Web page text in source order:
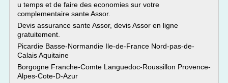
u temps et de faire des economies sur votre
complementaire sante Assor.
Devis assurance sante Assor, devis Assor en ligne
gratuitement.
Picardie Basse-Normandie Ile-de-France Nord-pas-de-
Calais Aquitaine
Borgogne Franche-Comte Languedoc-Roussillon Provence-
Alpes-Cote-D-Azur